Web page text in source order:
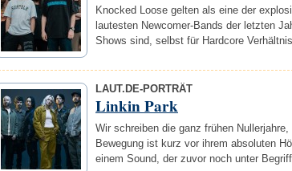
Knocked Loose gelten als eine der
lautesten Newcomer-Bands der letzten
Shows sind, selbst für Hardcore
LAUT.DE-PORTRÄT
Linkin Park
Wir schreiben die ganz frühen
Bewegung ist kurz vor ihrem absoluten
einem Sound, der zuvor noch unter